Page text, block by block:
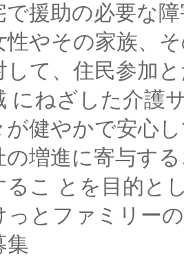
で援助の必要な
性やその家族、
して、住民参加
にねざした介護
が健やかで安心
の増進に寄与す
るこ とを目的と
っとファミリー
集